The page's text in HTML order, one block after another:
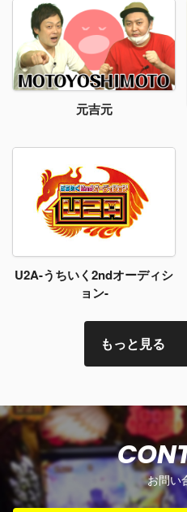
元吉元
U2A-うちいく2ndオーディシ
ョン-
もっと見る
お問い